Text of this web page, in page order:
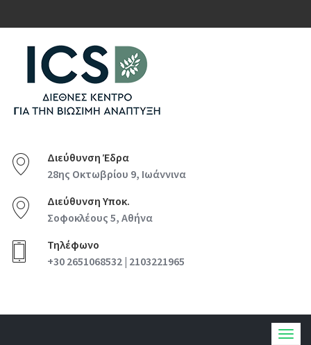
Διεύθυνση Έδρα
28ης Οκτωβρίου 9, Ιωάννινα
Διεύθυνση Υποκ.
Σοφοκλέους 5, Αθήνα
Τηλέφωνο
+30 2651068532 | 2103221965